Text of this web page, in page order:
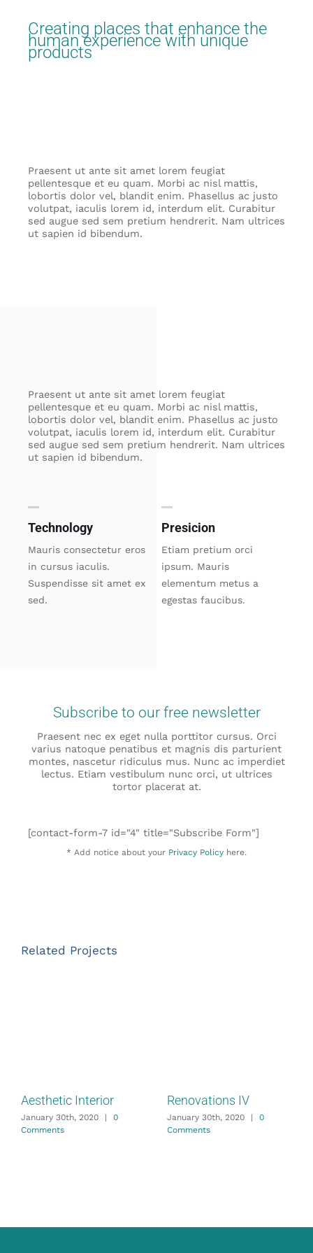
Creating places that enhance the
human experience with unique
products
Praesent ut ante sit amet lorem feugiat
pellentesque et eu quam. Morbi ac nisl mattis,
lobortis dolor vel, blandit enim. Phasellus ac justo
volutpat, iaculis lorem id, interdum elit. Curabitur
sed augue sed sem pretium hendrerit. Nam ultrices
ut sapien id bibendum.
Praesent ut ante sit amet lorem feugiat
pellentesque et eu quam. Morbi ac nisl mattis,
lobortis dolor vel, blandit enim. Phasellus ac justo
volutpat, iaculis lorem id, interdum elit. Curabitur
sed augue sed sem pretium hendrerit. Nam ultrices
ut sapien id bibendum.
Technology
Mauris consectetur eros
in cursus iaculis.
Suspendisse sit amet ex
sed.
Presicion
Etiam pretium orci
ipsum. Mauris
elementum metus a
egestas faucibus.
Subscribe to our free newsletter
Praesent nec ex eget nulla porttitor cursus. Orci
varius natoque penatibus et magnis dis parturient
montes, nascetur ridiculus mus. Nunc ac imperdiet
lectus. Etiam vestibulum nunc orci, ut ultrices
tortor placerat at.
[contact-form-7 id="4" title="Subscribe Form"]
* Add notice about your Privacy Policy here.
Related Projects
Aesthetic Interior
January 30th, 2020 |
0
Comments
Renovations IV
January 30th, 2020 |
0
Comments